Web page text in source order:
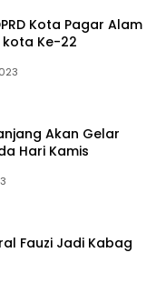
Kota Pagar Alam
kota Ke-22
Akan Gelar
Hari Kamis
Fauzi Jadi Kabag